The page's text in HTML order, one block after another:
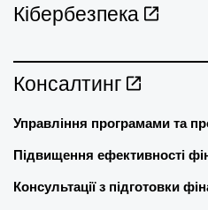
Кібербезпека
Консалтинг
Управління програмами та
Підвищення ефективності
Консультації з підготовки